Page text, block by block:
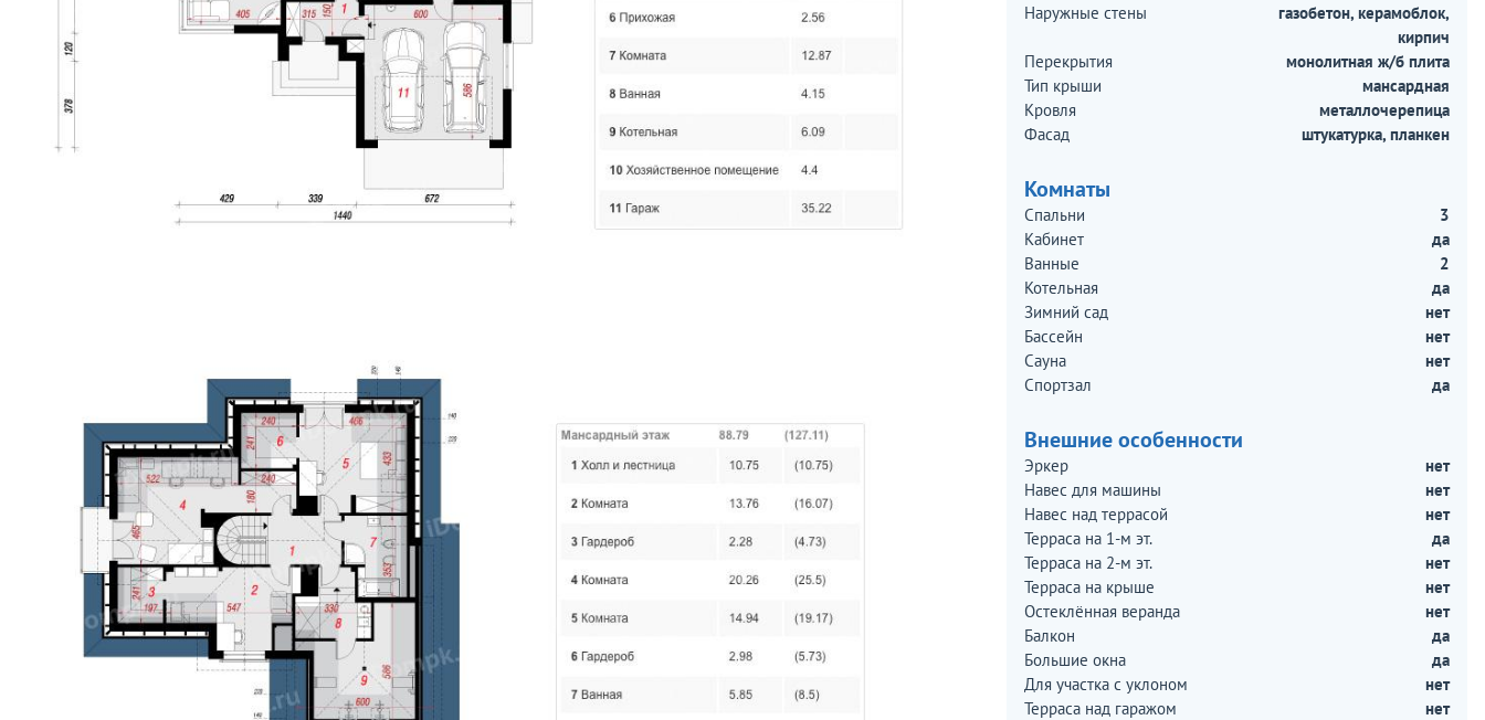
Наружные стены
газобетон, керамоблок,
кирпич
Перекрытия
монолитная ж/б плита
Тип крыши
мансардная
Кровля
металлочерепица
Фасад
штукатурка, планкен
Комнаты
Спальни
3
Кабинет
да
Ванные
2
Котельная
да
Зимний сад
нет
Бассейн
нет
Сауна
нет
Спортзал
да
Внешние особенности
Эркер
нет
Навес для машины
нет
Навес над террасой
нет
Терраса на 1-м эт.
да
Терраса на 2-м эт.
нет
Терраса на крыше
нет
Остеклённая веранда
нет
Балкон
да
Большие окна
да
Для участка с уклоном
нет
Терраса над гаражом
нет